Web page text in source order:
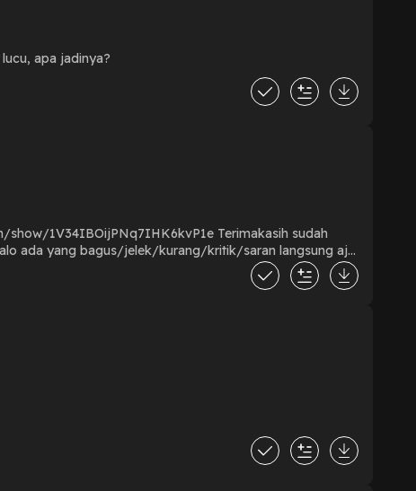
apa jadinya?
Terimakasih sudah